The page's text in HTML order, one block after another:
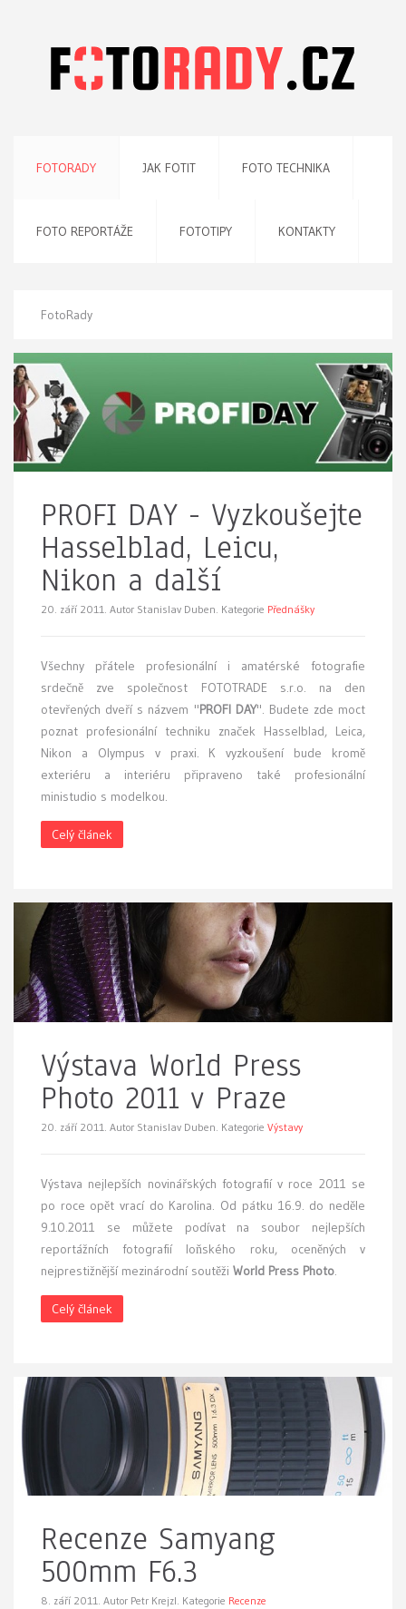
FOTORADY JAK FOTIT FOTO TECHNIKA
FOTO REPORTÁŽE FOTOTIPY KONTAKTY
FotoRady
PROFI DAY - Vyzkoušejte
Hasselblad, Leicu,
Nikon a další
20. září 2011. Autor Stanislav Duben. Kategorie Přednášky
Všechny přátele profesionální i amatérské fotografie
srdečně zve společnost FOTOTRADE s.r.o. na den
otevřených dveří s názvem "PROFI DAY". Budete zde moct
poznat profesionální techniku značek Hasselblad, Leica,
Nikon a Olympus v praxi. K vyzkoušení bude kromě
exteriéru a interiéru připraveno také profesionální
ministudio s modelkou.
Celý článek
Výstava World Press
Photo 2011 v Praze
20. září 2011. Autor Stanislav Duben. Kategorie Výstavy
Výstava nejlepších novinářských fotografií v roce 2011 se
po roce opět vrací do Karolina. Od pátku 16.9. do neděle
9.10.2011 se můžete podívat na soubor nejlepších
reportážních fotografií loňského roku, oceněných v
nejprestižnější mezinárodní soutěži World Press Photo.
Celý článek
Recenze Samyang
500mm F6.3
8. září 2011. Autor Petr Krejzl. Kategorie Recenze